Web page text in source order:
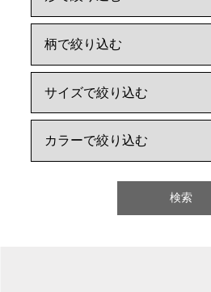
検索